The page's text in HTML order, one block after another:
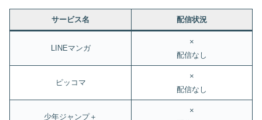
サービス名 配信状況
LINEマンガ
×
配信なし
ピッコマ
×
配信なし
少年ジャンプ＋
×